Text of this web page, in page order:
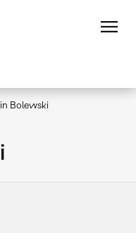
Bolewski